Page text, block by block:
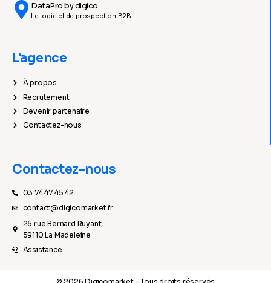
DataPro by digico
Le logiciel de prospection B2B
L'agence
À propos
Recrutement
Devenir partenaire
Contactez-nous
Contactez-nous
03 74 47 45 42
contact@digicomarket.fr
25 rue Bernard Ruyant,
59110 La Madeleine
Assistance